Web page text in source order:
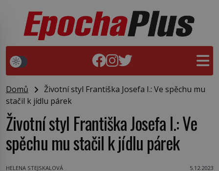
Domů
Životní styl Františka Josefa I.: Ve spěchu mu
stačil k jídlu párek
Životní styl Františka Josefa I.: Ve
spěchu mu stačil k jídlu párek
HELENA STEJSKALOVÁ 5.12.2023